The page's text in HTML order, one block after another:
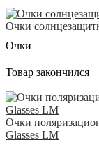
Очки
Очки
Товар закончился
Очки
Glasses LM